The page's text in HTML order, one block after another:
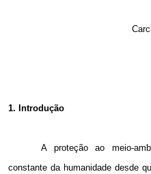
1. Introdução
A proteção ao meio-
constante da humanidade desde